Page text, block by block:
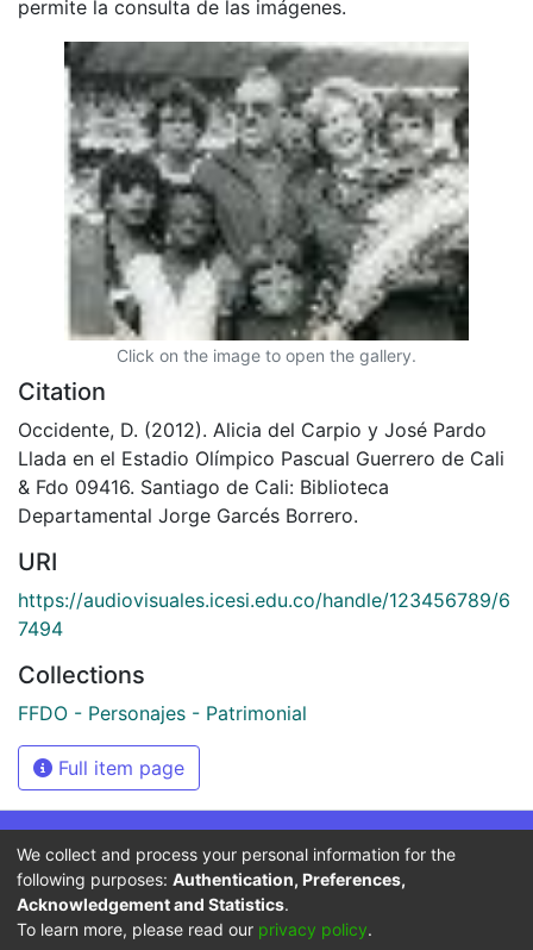
permite la consulta de las imágenes.
Click on the image to open the gallery.
Citation
Occidente, D. (2012). Alicia del Carpio y José Pardo
Llada en el Estadio Olímpico Pascual Guerrero de Cali
& Fdo 09416. Santiago de Cali: Biblioteca
Departamental Jorge Garcés Borrero.
URI
https://audiovisuales.icesi.edu.co/handle/123456789/6
7494
Collections
FFDO - Personajes - Patrimonial
Full item page
Síguenos
We collect and process your personal information for the
following purposes: Authentication, Preferences,
Acknowledgement and Statistics.
To learn more, please read our privacy policy.